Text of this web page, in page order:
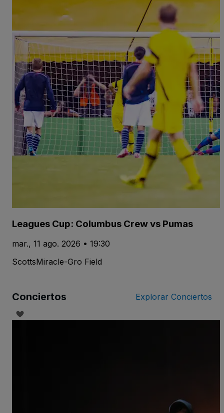
Leagues Cup: Columbus Crew vs Pumas
mar., 11 ago. 2026 • 19:30
ScottsMiracle-Gro Field
Conciertos Explorar Conciertos